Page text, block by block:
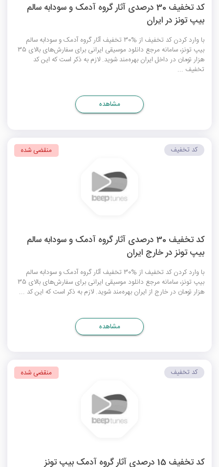
کد تخفیف 30 درصدی آثار گروه آدمک و سودابه سالم
بیپ تونز در ایران
با وارد کردن کد تخفیف از %30 تخفیف آثار گروه آدمک و سودابه سالم
بیپ تونز، سامانه مرجع دانلود موسیقی ایرانی برای سفارش‌های بالای 35
هزار تومان در داخل ایران بهره‌مند شوید. لازم به ذکر است که این کد
تخفیف ...
مشاهده
کد تخفیف 30 درصدی آثار گروه آدمک و سودابه سالم
بیپ تونز در خارج ایران
با وارد کردن کد تخفیف از %30 تخفیف آثار گروه آدمک و سودابه سالم
بیپ تونز، سامانه مرجع دانلود موسیقی ایرانی برای سفارش‌های بالای 35
هزار تومان در خارج از ایران بهره‌مند شوید. لازم به ذکر است که این کد ...
کد تخفیف منقضی شده
مشاهده
کد تخفیف 15 درصدی آثار گروه آدمک بیپ تونز
کد تخفیف منقضی شده